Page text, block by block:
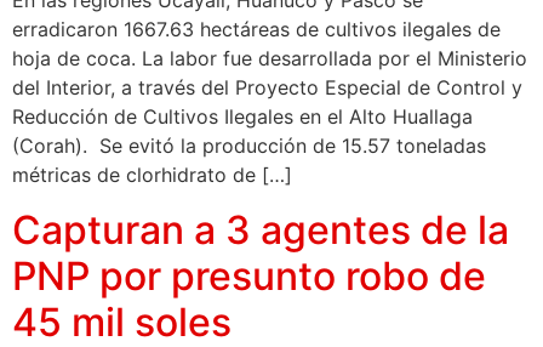
erradicaron 1667.63 hectáreas de cultivos ilegales de
hoja de coca. La labor fue desarrollada por el Ministerio
del Interior, a través del Proyecto Especial de Control y
Reducción de Cultivos Ilegales en el Alto Huallaga
(Corah). Se evitó la producción de 15.57 toneladas
métricas de clorhidrato de […]
Capturan a 3 agentes de la
PNP por presunto robo de
45 mil soles